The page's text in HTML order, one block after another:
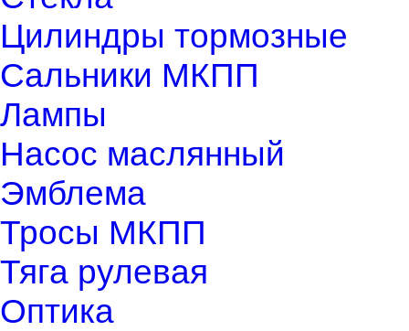
Цилиндры тормозные
Сальники МКПП
Лампы
Насос маслянный
Эмблема
Тросы МКПП
Тяга рулевая
Оптика